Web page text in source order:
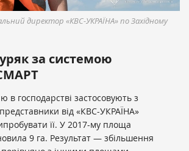
директор «КВС-УКРАЇНА» по Західному
за системою
в господарстві застосовують з
від «КВС-УКРАЇНА»
її. У 2017-му площа
9 га. Результат — збільшення